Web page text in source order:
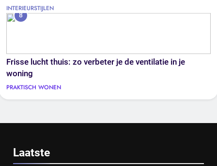
INTERIEURSTIJLEN
8
Frisse lucht thuis: zo verbeter je de ventilatie in je
woning
PRAKTISCH WONEN
Laatste